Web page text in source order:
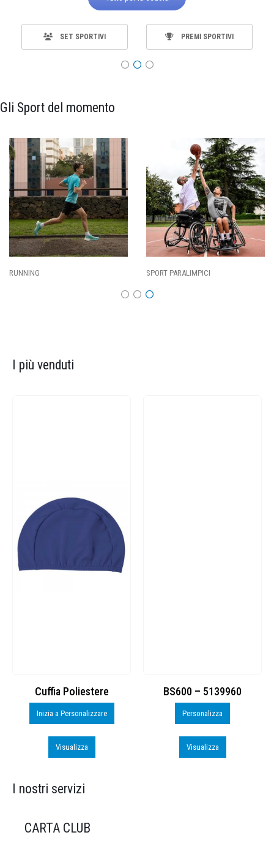
SET SPORTIVI PREMI SPORTIVI
Gli Sport del momento
CALCIO BASKET
I più venduti
BS600 – 5139960
Personalizza
Visualizza
Toppe ricamate in HD
Personalizza
Visualizza
I nostri servizi
CARTA CLUB